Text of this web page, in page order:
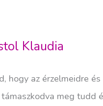
Klaudia
hogy az érzelmeidre és
meg tudd